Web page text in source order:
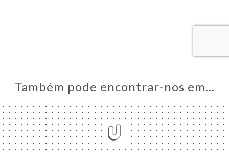
Também pode encontrar-nos em…